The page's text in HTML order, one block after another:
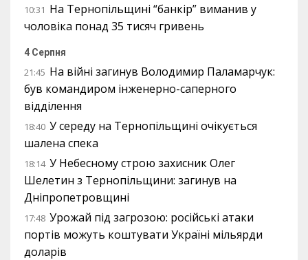
10:31 На Тернопільщині “банкір” виманив у
чоловіка понад 35 тисяч гривень
4 Серпня
21:45 На війні загинув Володимир Паламарчук:
був командиром інженерно-саперного
відділення
18:40 У середу на Тернопільщині очікується
шалена спека
18:14 У Небесному строю захисник Олег
Шелетин з Тернопільщини: загинув на
Дніпропетровщині
17:48 Урожай під загрозою: російські атаки
портів можуть коштувати Україні мільярди
доларів